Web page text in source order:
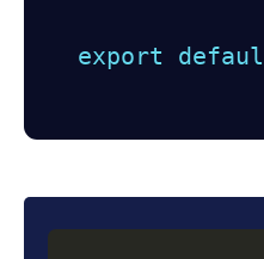
export